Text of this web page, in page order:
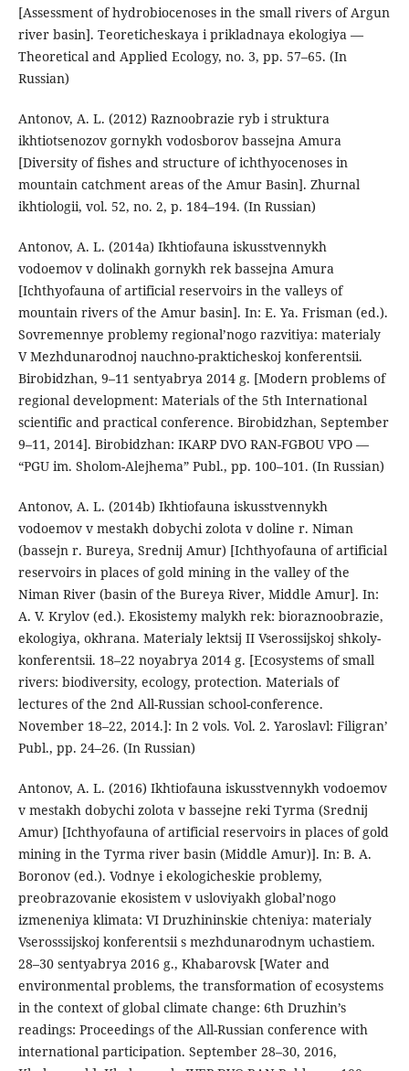
[Assessment of hydrobiocenoses in the small rivers of Argun
river basin]. Teoreticheskaya i prikladnaya ekologiya —
Theoretical and Applied Ecology, no. 3, pp. 57–65. (In
Russian)
Antonov, A. L. (2012) Raznoobrazie ryb i struktura
ikhtiotsenozov gornykh vodosborov bassejna Amura
[Diversity of fishes and structure of ichthyocenoses in
mountain catchment areas of the Amur Basin]. Zhurnal
ikhtiologii, vol. 52, no. 2, p. 184–194. (In Russian)
Antonov, A. L. (2014a) Ikhtiofauna iskusstvennykh
vodoemov v dolinakh gornykh rek bassejna Amura
[Ichthyofauna of artificial reservoirs in the valleys of
mountain rivers of the Amur basin]. In: E. Ya. Frisman (ed.).
Sovremennye problemy regional’nogo razvitiya: materialy
V Mezhdunarodnoj nauchno-prakticheskoj konferentsii.
Birobidzhan, 9–11 sentyabrya 2014 g. [Modern problems of
regional development: Materials of the 5th International
scientific and practical conference. Birobidzhan, September
9–11, 2014]. Birobidzhan: IKARP DVO RAN-FGBOU VPO —
“PGU im. Sholom-Alejhema” Publ., pp. 100–101. (In Russian)
Antonov, A. L. (2014b) Ikhtiofauna iskusstvennykh
vodoemov v mestakh dobychi zolota v doline r. Niman
(bassejn r. Bureya, Srednij Amur) [Ichthyofauna of artificial
reservoirs in places of gold mining in the valley of the
Niman River (basin of the Bureya River, Middle Amur]. In:
A. V. Krylov (ed.). Ekosistemy malykh rek: bioraznoobrazie,
ekologiya, okhrana. Materialy lektsij II Vserossijskoj shkoly-
konferentsii. 18–22 noyabrya 2014 g. [Ecosystems of small
rivers: biodiversity, ecology, protection. Materials of
lectures of the 2nd All-Russian school-conference.
November 18–22, 2014.]: In 2 vols. Vol. 2. Yaroslavl: Filigran’
Publ., pp. 24–26. (In Russian)
Antonov, A. L. (2016) Ikhtiofauna iskusstvennykh vodoemov
v mestakh dobychi zolota v bassejne reki Tyrma (Srednij
Amur) [Ichthyofauna of artificial reservoirs in places of gold
mining in the Tyrma river basin (Middle Amur)]. In: B. A.
Boronov (ed.). Vodnye i ekologicheskie problemy,
preobrazovanie ekosistem v usloviyakh global’nogo
izmeneniya klimata: VI Druzhininskie chteniya: materialy
Vserosssijskoj konferentsii s mezhdunarodnym uchastiem.
28–30 sentyabrya 2016 g., Khabarovsk [Water and
environmental problems, the transformation of ecosystems
in the context of global climate change: 6th Druzhin’s
readings: Proceedings of the All-Russian conference with
international participation. September 28–30, 2016,